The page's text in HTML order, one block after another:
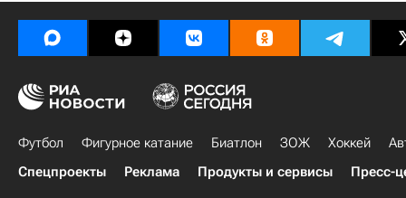
Футбол Фигурное катание Биатлон ЗОЖ Хоккей
Спецпроекты
Реклама Продукты и сервисы Пресс-